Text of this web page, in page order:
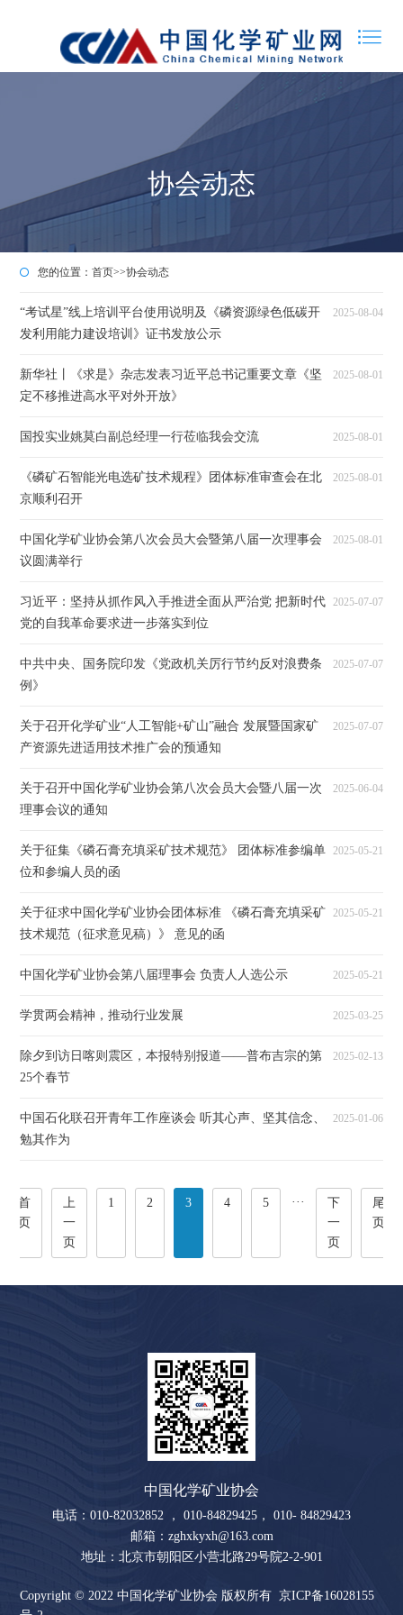
协会动态
您的位置：首页>>协会动态
“考试星”线上培训平台使用说明及《磷资源绿色低碳开
发利用能力建设培训》证书发放公示
2025-08-04
新华社丨《求是》杂志发表习近平总书记重要文章《坚
定不移推进高水平对外开放》
2025-08-01
国投实业姚莫白副总经理一行莅临我会交流 2025-08-01
《磷矿石智能光电选矿技术规程》团体标准审查会在北
京顺利召开
2025-08-01
中国化学矿业协会第八次会员大会暨第八届一次理事会
议圆满举行
2025-08-01
习近平：坚持从抓作风入手推进全面从严治党 把新时代
党的自我革命要求进一步落实到位
2025-07-07
中共中央、国务院印发《党政机关厉行节约反对浪费条
例》
2025-07-07
关于召开化学矿业“人工智能+矿山”融合 发展暨国家矿
产资源先进适用技术推广会的预通知
2025-07-07
关于召开中国化学矿业协会第八次会员大会暨八届一次
理事会议的通知
2025-06-04
关于征集《磷石膏充填采矿技术规范》 团体标准参编单
位和参编人员的函
2025-05-21
关于征求中国化学矿业协会团体标准 《磷石膏充填采矿
技术规范（征求意见稿）》 意见的函
2025-05-21
中国化学矿业协会第八届理事会 负责人人选公示 2025-05-21
学贯两会精神，推动行业发展 2025-03-25
除夕到访日喀则震区，本报特别报道——普布吉宗的第
25个春节
2025-02-13
中国石化联召开青年工作座谈会 听其心声、坚其信念、
勉其作为
2025-01-06
首
页
上
一
页
1 2 3 4 5 ···
下
一
页
尾
页
中国化学矿业协会
电话：010-82032852 ， 010-84829425， 010- 84829423
邮箱：zghxkyxh@163.com
地址：北京市朝阳区小营北路29号院2-2-901
Copyright © 2022 中国化学矿业协会 版权所有京ICP备16028155